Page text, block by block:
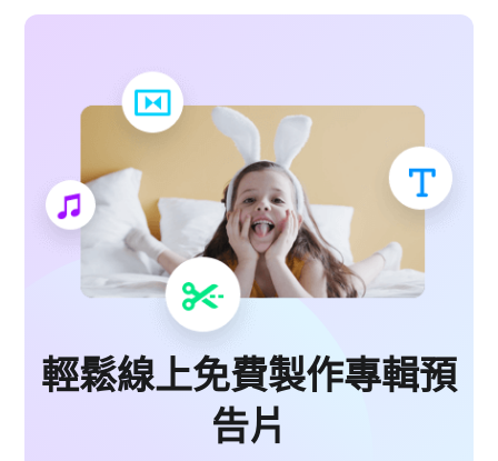
輕鬆線上免費製作專輯預
告片